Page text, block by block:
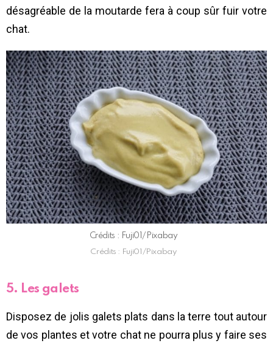
désagréable de la moutarde fera à coup sûr fuir votre
chat.
Crédits : Fuji01/Pixabay
Crédits : Fuji01/Pixabay
5. Les galets
Disposez de jolis galets plats dans la terre tout autour
de vos plantes et votre chat ne pourra plus y faire ses